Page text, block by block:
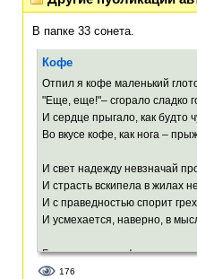
В папке 33 сонета.
Кофе
Отпил я кофе маленький
"Еще, еще!"– сгорало сладко
И сердце прыгало, как будто
Во вкусе кофе, как нога –
И свет надежду невзначай
И страсть вскипела в жилах
И с праведностью спорит
И усмехается, наверно, в
Быть может, в кофе
И одиночество, и пузырёчки
176